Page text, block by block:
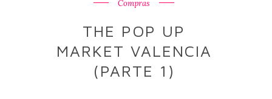
Compras
THE POP UP
MARKET VALENCIA
(PARTE 1)